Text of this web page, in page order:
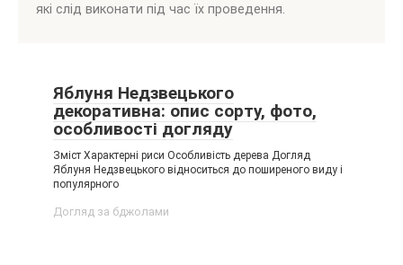
які слід виконати під час їх проведення.
Яблуня Недзвецького
декоративна: опис сорту, фото,
особливості догляду
Зміст Характерні риси Особливість дерева Догляд
Яблуня Недзвецького відноситься до поширеного виду і
популярного
Догляд за бджолами